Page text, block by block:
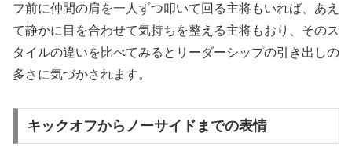
フ前に仲間の肩を一人ずつ叩いて回る主将もいれば、あえ
て静かに目を合わせて気持ちを整える主将もおり、そのス
タイルの違いを比べてみるとリーダーシップの引き出しの
多さに気づかされます。
キックオフからノーサイドまでの表情